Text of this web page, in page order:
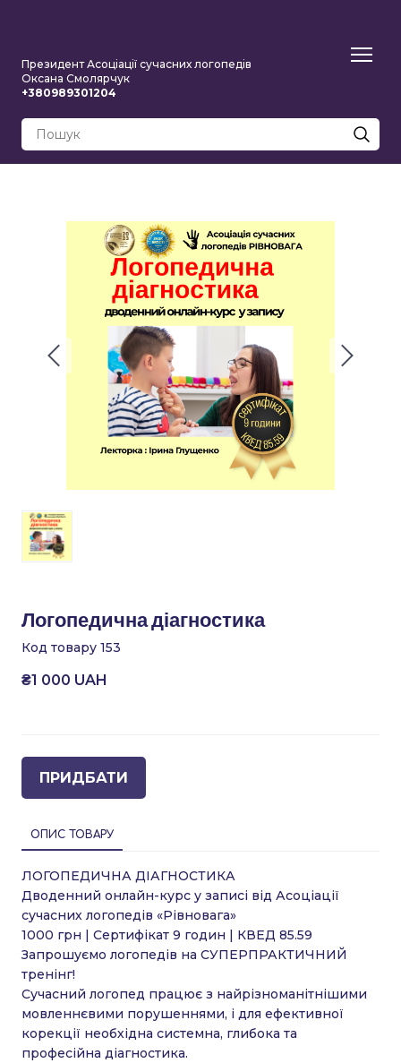
Президент Асоціації сучасних логопедів
Оксана Смолярчук
+380989301204
Логопедична діагностика
Код товару 153
₴1 000 UAH
ПРИДБАТИ
ОПИС ТОВАРУ
ЛОГОПЕДИЧНА ДІАГНОСТИКА
Дводенний онлайн-курс у записі від Асоціації
сучасних логопедів «Рівновага»
1000 грн | Сертифікат 9 годин | КВЕД 85.59
Запрошуємо логопедів на СУПЕРПРАКТИЧНИЙ
тренінг!
Сучасний логопед працює з найрізноманітнішими
мовленнєвими порушеннями, і для ефективної
корекції необхідна системна, глибока та
професійна діагностика.